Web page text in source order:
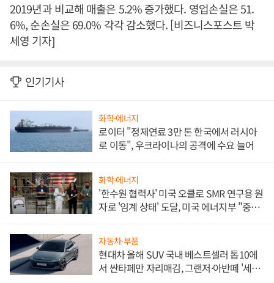
2019년과 비교해 매출은 5.2% 증가했다. 영업손실은 51.
6%, 순손실은 69.0% 각각 감소했다. [비즈니스포스트 박
세영 기자]
인기기사
화학·에너지
로이터 "정제연료 3만 톤 한국에서 러시아
로 이동", 우크라이나의 공격에 수요 늘어
화학·에너지
'한수원 협력사' 미국 오클로 SMR 연구용 원
자로 '임계 상태' 도달, 미국 에너지부 "중요
자동차·부품
현대차 올해 SUV 국내 베스트셀러 톱10에
서 싼타페만 자리매김, 그랜저·아반떼 '세단